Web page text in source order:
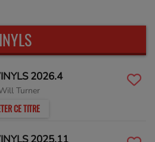
2026.4
Turner
CE TITRE
2025.11